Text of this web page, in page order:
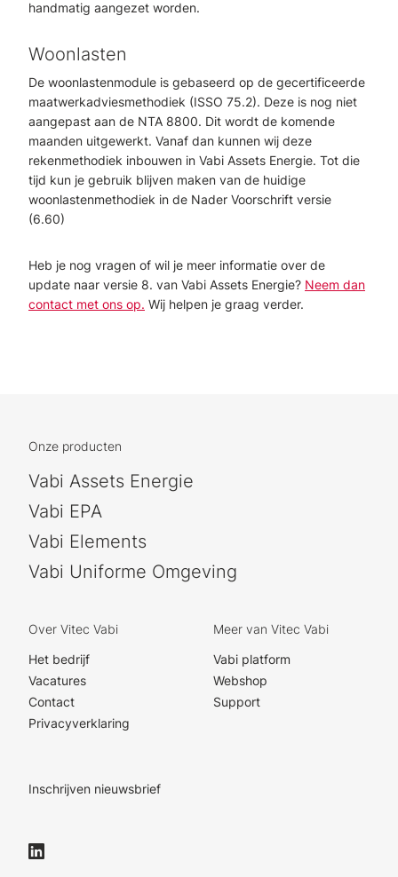
handmatig aangezet worden.
Woonlasten
De woonlastenmodule is gebaseerd op de gecertificeerde
maatwerkadviesmethodiek (ISSO 75.2). Deze is nog niet
aangepast aan de NTA 8800. Dit wordt de komende
maanden uitgewerkt. Vanaf dan kunnen wij deze
rekenmethodiek inbouwen in Vabi Assets Energie. Tot die
tijd kun je gebruik blijven maken van de huidige
woonlastenmethodiek in de Nader Voorschrift versie
(6.60)
Heb je nog vragen of wil je meer informatie over de
update naar versie 8. van Vabi Assets Energie? Neem dan
contact met ons op. Wij helpen je graag verder.
Onze producten
Vabi Assets Energie
Vabi EPA
Vabi Elements
Vabi Uniforme Omgeving
Over Vitec Vabi
Het bedrijf
Vacatures
Contact
Privacyverklaring
Meer van Vitec Vabi
Vabi platform
Webshop
Support
Inschrijven nieuwsbrief